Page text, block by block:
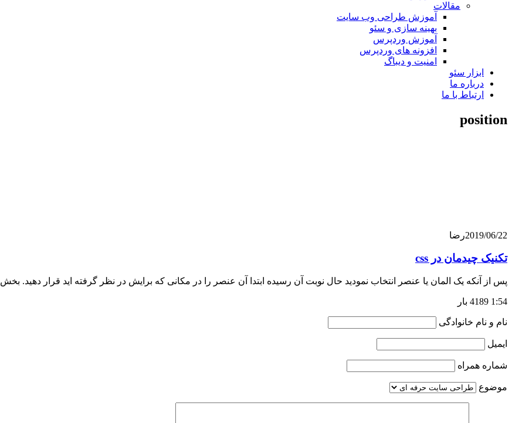
مقالات
آموزش طراحی وب سایت
بهینه سازی و سئو
آموزش وردپرس
افزونه های وردپرس
امنیت و دیباگ
ابزار سئو
درباره ما
ارتباط با ما
position
2019/06/22رضا
تکنیک چیدمان در css
پس از آنکه یک المان یا عنصر انتخاب نمودید حال نوبت آن رسیده ابتدا آن عنصر را در مکانی که برایش در نظر گرفته اید قرار دهید. بخش
1:54
نام و نام خانوادگی
ایمیل
شماره همراه
موضوع